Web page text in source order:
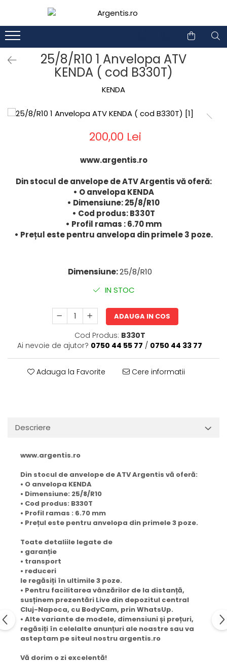
25/8/R10 1 Anvelopa ATV
KENDA ( cod B330T)
KENDA
200,00 Lei
www.argentis.ro
Din stocul de anvelope de ATV Argentis vă oferă:
• O anvelopa KENDA
• Dimensiune: 25/8/R10
• Cod produs: B330T
• Profil ramas : 6.70 mm
• Prețul este pentru anvelopa din primele 3 poze.
Dimensiune:25/8/R10
IN STOC
ADAUGA IN COS
Cod Produs: B330T
Ai nevoie de ajutor? 0750 44 55 77 / 0750 44 33 77
Adauga la Favorite Cere informatii
Descriere
www.argentis.ro
Din stocul de anvelope de ATV Argentis vă oferă:
• O anvelopa KENDA
• Dimensiune: 25/8/R10
• Cod produs: B330T
• Profil ramas : 6.70 mm
• Prețul este pentru anvelopa din primele 3 poze.
Toate detaliile legate de
• garanție
• transport
• reduceri
le regăsiți în ultimile 3 poze.
• Pentru facilitarea vânzărilor de la distanță,
susținem prezentări Live din depozitul central
Cluj-Napoca, cu BodyCam, prin WhatsUp.
• Alte variante de modele, dimensiuni și prețuri,
regăsiți în celelalte anunțuri ale noastre sau va
asteptam pe siteul nostru argentis.ro
Vă dorim o zi excelentă!